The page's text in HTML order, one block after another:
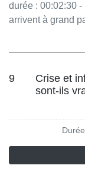
durée : 00:02:30 - par : Fanny Guinochet - Les vacances
arrivent à grand
France
9
Crise et
sont-ils